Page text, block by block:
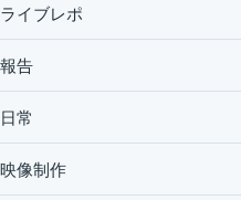
ライブレポ
報告
日常
映像制作